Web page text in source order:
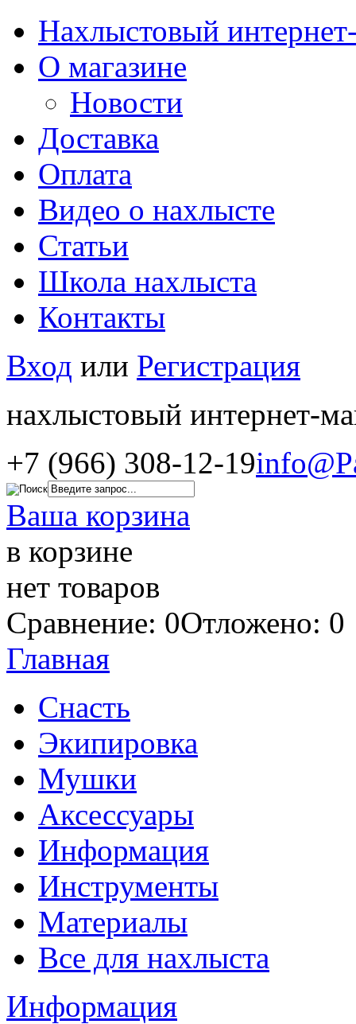
Нахлыстовый
О магазине
Новости
Доставка
Оплата
Видео о нахлысте
Статьи
Школа нахлыста
Контакты
Вход или Регистрация
нахлыстовый интернет-
+7 (966) 308-12-19
Ваша корзина
в корзине
нет товаров
Сравнение: 0Отложено: 0
Главная
Снасть
Экипировка
Мушки
Аксессуары
Информация
Инструменты
Материалы
Все для нахлыста
Информация